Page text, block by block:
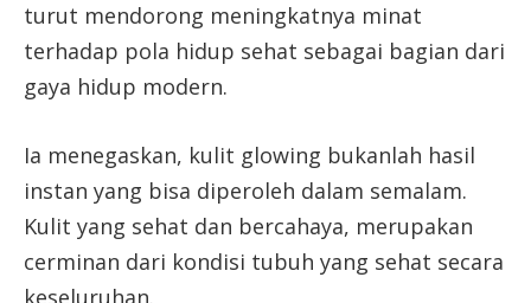
turut mendorong meningkatnya minat
terhadap pola hidup sehat sebagai bagian dari
gaya hidup modern.
Ia menegaskan, kulit glowing bukanlah hasil
instan yang bisa diperoleh dalam semalam.
Kulit yang sehat dan bercahaya, merupakan
cerminan dari kondisi tubuh yang sehat secara
keseluruhan.